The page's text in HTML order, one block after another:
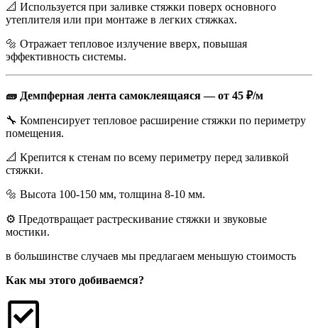
📐 Используется при заливке стяжки поверх основного
утеплителя или при монтаже в легких стяжках.
🔩 Отражает тепловое излучение вверх, повышая
эффективность системы.
🧱 Демпферная лента самоклеящаяся — от 45 ₽/м
🔧 Компенсирует тепловое расширение стяжки по периметру
помещения.
📐 Крепится к стенам по всему периметру перед заливкой
стяжки.
🔩 Высота 100-150 мм, толщина 8-10 мм.
⚙️ Предотвращает растрескивание стяжки и звуковые
мостики.
в большинстве случаев мы предлагаем меньшую стоимость
Как мы этого добиваемся?